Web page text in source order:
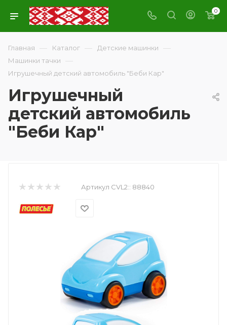
0
Главная — Каталог — Детские машинки —
Машинки тачки —
Игрушечный детский автомобиль "Беби Кар"
Игрушечный
детский автомобиль
"Беби Кар"
Артикул CVL2:: 88840